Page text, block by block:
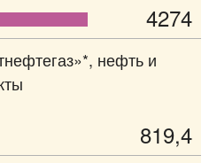
4274
нефть и
819,4